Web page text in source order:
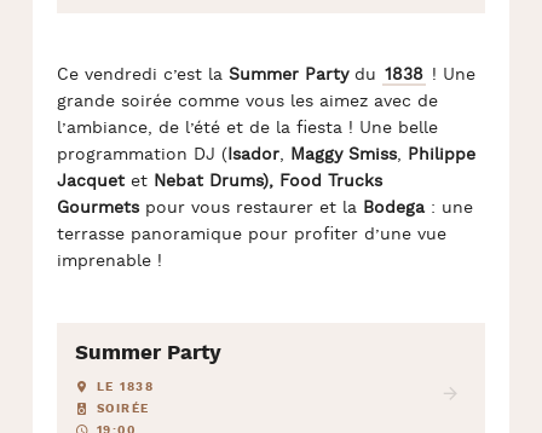
Ce vendredi c’est la Summer Partydu 1838 ! Une
grande soirée comme vous les aimez avec de
l’ambiance, de l’été et de la fiesta ! Une belle
programmation DJ (Isador, Maggy Smiss, Philippe
Jacquetet Nebat Drums), Food Trucks
Gourmetspour vous restaurer et la Bodega: une
terrasse panoramique pour profiter d’une vue
imprenable !
Summer Party
LE 1838
SOIRÉE